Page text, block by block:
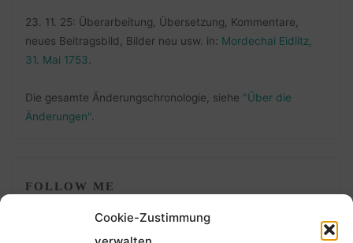
Cookie-Zustimmung
23. 11. 25: Überarbeitung, Übersetzung, Kommentare,
neues Beitragsbild, Bilder neu usw. in: Mordechai Eidlitz,
31. Mai 1753.
Die gesamte Änderungschronologie, siehe "Über die
Änderungen".
FOLLOW ME